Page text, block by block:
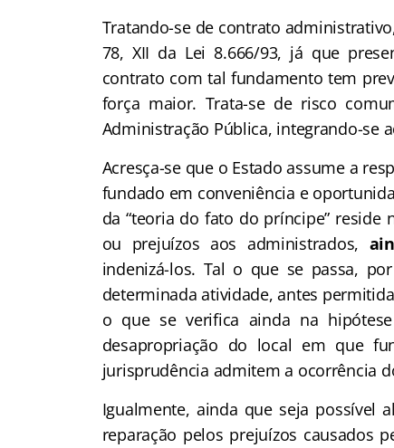
Tratando-se de contrato
78, XII da Lei 8.666/93, já que
contrato com tal fundamento tem
força maior. Trata-se de risco
Administração Pública, integrando-se
Acresça-se que o Estado assume a
fundado em conveniência e
da “teoria do fato do príncipe” reside
ou prejuízos aos administrados,
indenizá-los. Tal o que se passa,
determinada atividade, antes
o que se verifica ainda na
desapropriação do local em que
jurisprudência admitem a ocorrência
Igualmente, ainda que seja possível
reparação pelos prejuízos causados